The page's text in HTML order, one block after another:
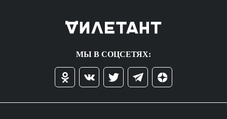
МЫ В СОЦСЕТЯХ: